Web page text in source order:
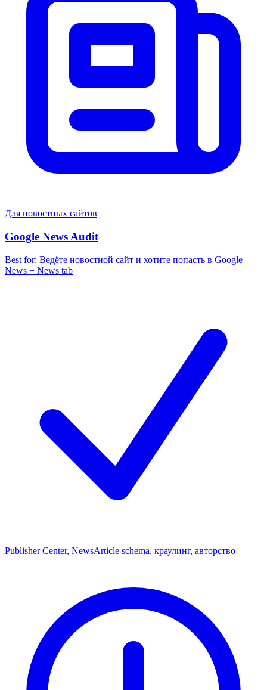
Для новостных сайтов
Google News Audit
Best for: Ведёте новостной сайт и хотите попасть в Google
News + News tab
Publisher Center, NewsArticle schema, краулинг, авторство